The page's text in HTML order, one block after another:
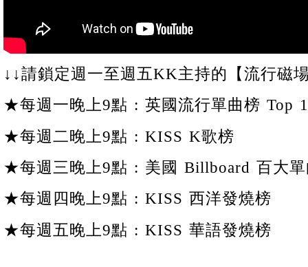
↓↓請鎖定週一至週五KK主持的【流行磁
★每週一晚上9點 : 英國流行單曲榜 Top
★每週二晚上9點 : KISS K歌榜
★每週三晚上9點 : 美國 Billboard 百大
★每週四晚上9點 : KISS 西洋發燒榜
★每週五晚上9點 : KISS 華語發燒榜